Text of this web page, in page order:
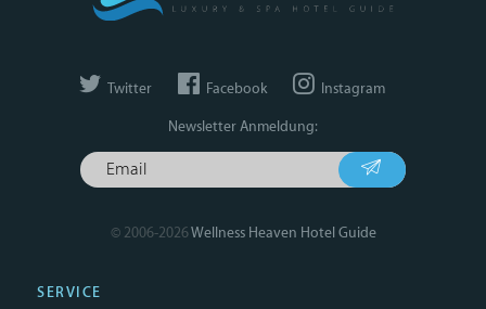
Twitter Facebook Instagram
Newsletter Anmeldung:
© 2006-2026Wellness Heaven Hotel Guide
SERVICE